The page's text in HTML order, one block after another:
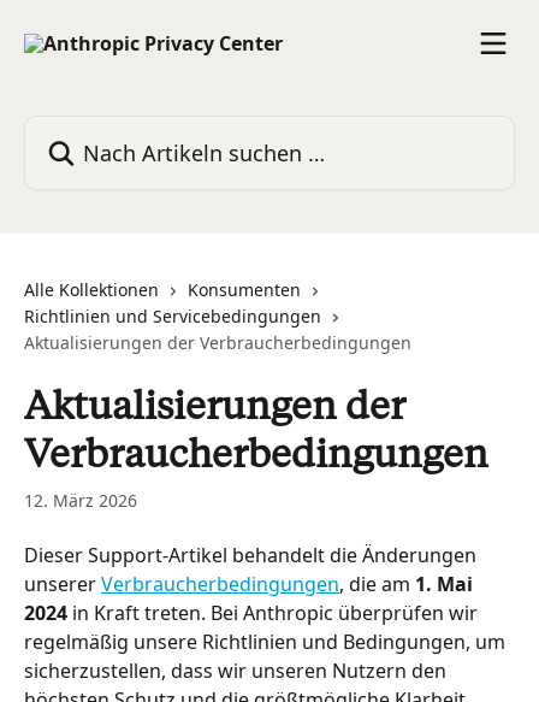
Alle Kollektionen
Konsumenten
Richtlinien und Servicebedingungen
Aktualisierungen der Verbraucherbedingungen
Aktualisierungen der
Verbraucherbedingungen
12. März 2026
Dieser Support-Artikel behandelt die Änderungen
unserer Verbraucherbedingungen, die am 1. Mai
2024 in Kraft treten. Bei Anthropic überprüfen wir
regelmäßig unsere Richtlinien und Bedingungen, um
sicherzustellen, dass wir unseren Nutzern den